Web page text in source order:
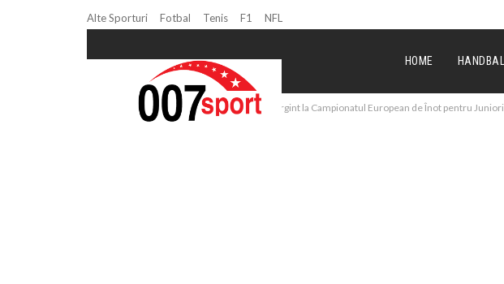
Alte Sporturi Fotbal Tenis F1 NFL
HOME HANDBAL
Copii si Juniori Robert Badea, argint la Campionatul European de Înot pentru Juniori